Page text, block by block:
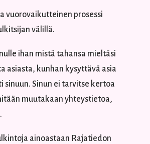
vuorovaikutteinen prosessi
välillä.
ihan mistä tahansa mieltäsi
asiasta, kunhan kysyttävä asia
sinuun. Sinun ei tarvitse kertoa
muutakaan yhteystietoa,
ainoastaan Rajatiedon